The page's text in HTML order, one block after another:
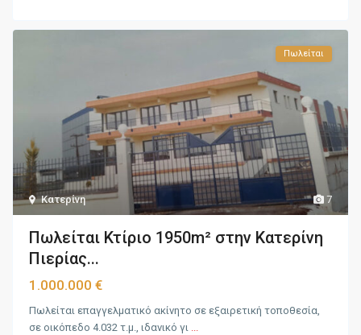
7
Κατερίνη
Πωλείται
Πωλείται Κτίριο 1950m² στην Κατερίνη
Πιερίας...
1.000.000 €
Πωλείται επαγγελματικό ακίνητο σε εξαιρετική τοποθεσία,
σε οικόπεδο 4.032 τ.μ., ιδανικό γι ...